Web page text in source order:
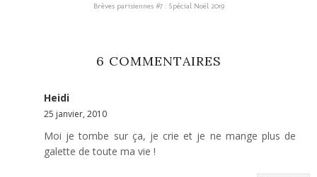
Brèves parisiennes #7 : Spécial Noël 2019
6 COMMENTAIRES
Heidi
25 janvier, 2010
Moi je tombe sur ça, je crie et je ne mange plus de
galette de toute ma vie !